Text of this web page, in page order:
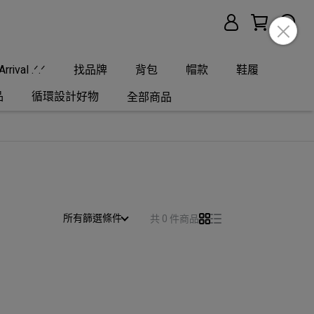
.ᐟ.ᐟ 找品牌 背包 帽款
鞋履
循環設計好物 全部商品
所有篩選條件 共 0 件商品